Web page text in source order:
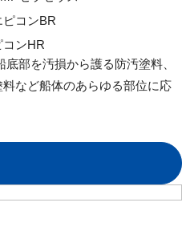
部を汚損から護る防汚塗料、
など船体のあらゆる部位に応
コンBR
ンHR